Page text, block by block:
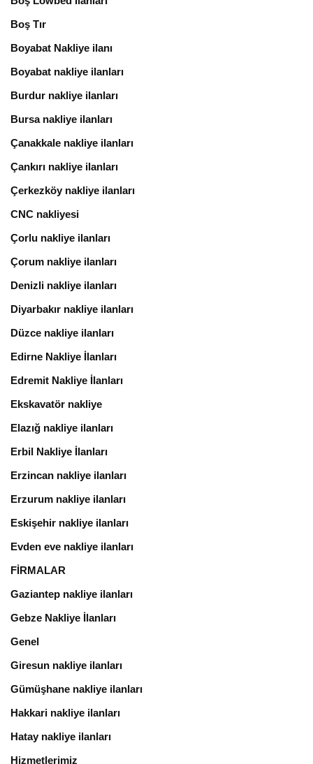
Boş Tır
Boyabat Nakliye ilanı
Boyabat nakliye ilanları
Burdur nakliye ilanları
Bursa nakliye ilanları
Çanakkale nakliye ilanları
Çankırı nakliye ilanları
Çerkezköy nakliye ilanları
CNC nakliyesi
Çorlu nakliye ilanları
Çorum nakliye ilanları
Denizli nakliye ilanları
Diyarbakır nakliye ilanları
Düzce nakliye ilanları
Edirne Nakliye İlanları
Edremit Nakliye İlanları
Ekskavatör nakliye
Elazığ nakliye ilanları
Erbil Nakliye İlanları
Erzincan nakliye ilanları
Erzurum nakliye ilanları
Eskişehir nakliye ilanları
Evden eve nakliye ilanları
FİRMALAR
Gaziantep nakliye ilanları
Gebze Nakliye İlanları
Genel
Giresun nakliye ilanları
Gümüşhane nakliye ilanları
Hakkari nakliye ilanları
Hatay nakliye ilanları
Hizmetlerimiz